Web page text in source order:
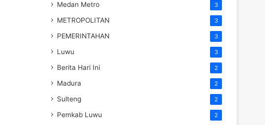
Medan Metro 3
METROPOLITAN 3
PEMERINTAHAN 3
Luwu 3
Berita Hari Ini 2
Madura 2
Sulteng 2
Pemkab Luwu 2